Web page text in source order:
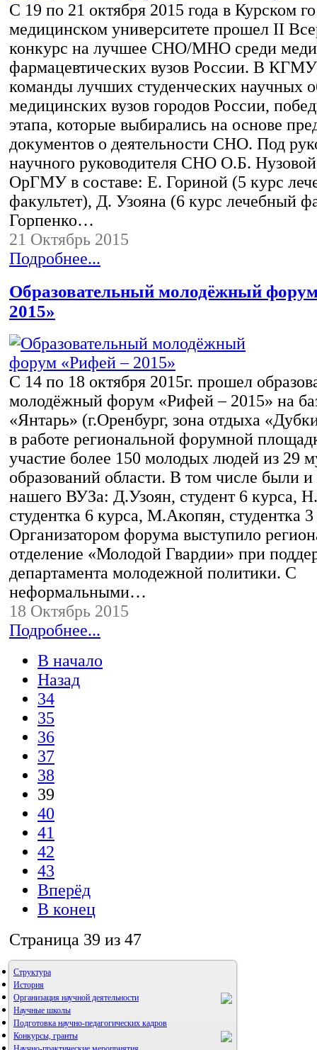
С 19 по 21 октября 2015 года в Курском
медицинском университете прошел II
конкурс на лучшее СНО/МНО среди
фармацевтических вузов России. В
команды лучших студенческих научных
медицинских вузов городов России,
этапа, которые выбирались на основе
документов о деятельности СНО. Под
научного руководителя СНО О.Б.
ОрГМУ в составе: Е. Гориной (5 курс
факультет), Д. Узояна (6 курс лечебный
Горпенко…
21 Октябрь 2015
Подробнее...
Образовательный молодёжный
2015»
С 14 по 18 октября 2015г. прошел
молодёжный форум «Рифей – 2015» на
«Янтарь» (г.Оренбург, зона отдыха
в работе региональной форумной
участие более 150 молодых людей из 29
образований области. В том числе были и
нашего ВУЗа: Д.Узоян, студент 6 курса,
студентка 6 курса, М.Акопян, студентка 3
Организатором форума выступило
отделение «Молодой Гвардии» при
департамента молодежной политики. С
неформальными…
18 Октябрь 2015
Подробнее...
В начало
Назад
34
35
36
37
38
39
40
41
42
43
Вперёд
В конец
Страница 39 из 47
Структура
История
Организация научной деятельности
Научные школы
Подготовка научно-педагогических кадров
Конкурсы, гранты